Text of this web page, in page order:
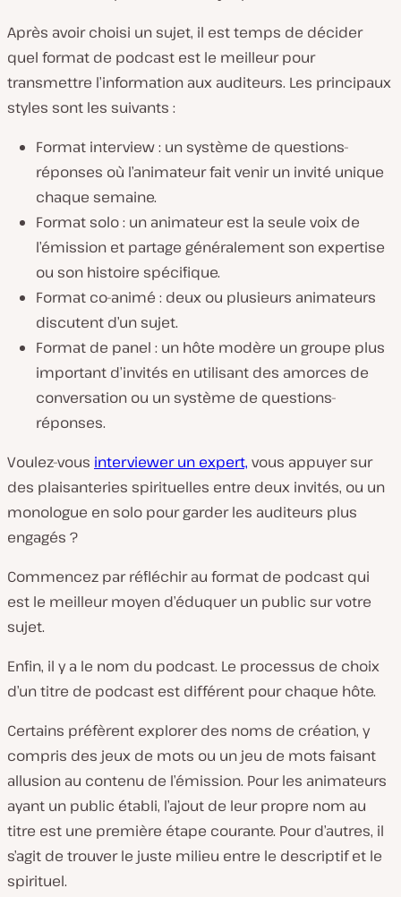
Après avoir choisi un sujet, il est temps de décider
quel format de podcast est le meilleur pour
transmettre l’information aux auditeurs. Les principaux
styles sont les suivants :
Format interview : un système de questions-
réponses où l’animateur fait venir un invité unique
chaque semaine.
Format solo : un animateur est la seule voix de
l’émission et partage généralement son expertise
ou son histoire spécifique.
Format co-animé : deux ou plusieurs animateurs
discutent d’un sujet.
Format de panel : un hôte modère un groupe plus
important d’invités en utilisant des amorces de
conversation ou un système de questions-
réponses.
Voulez-vous interviewer un expert, vous appuyer sur
des plaisanteries spirituelles entre deux invités, ou un
monologue en solo pour garder les auditeurs plus
engagés ?
Commencez par réfléchir au format de podcast qui
est le meilleur moyen d’éduquer un public sur votre
sujet.
Enfin, il y a le nom du podcast. Le processus de choix
d’un titre de podcast est différent pour chaque hôte.
Certains préfèrent explorer des noms de création, y
compris des jeux de mots ou un jeu de mots faisant
allusion au contenu de l’émission. Pour les animateurs
ayant un public établi, l’ajout de leur propre nom au
titre est une première étape courante. Pour d’autres, il
s’agit de trouver le juste milieu entre le descriptif et le
spirituel.